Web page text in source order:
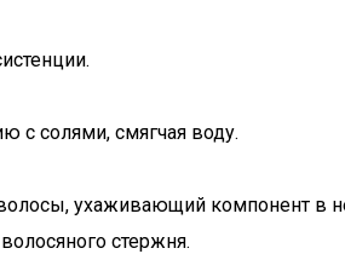
с солями, смягчая воду.
ухаживающий компонент в
стержня.